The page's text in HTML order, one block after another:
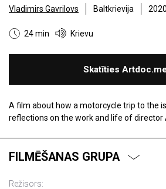
Vladimirs Gavrilovs Baltkrievija 2020
24 min Krievu
Skatīties
A film about how a motorcycle trip to the
reflections on the work and life of director
FILMĒŠANAS GRUPA
Režisors: